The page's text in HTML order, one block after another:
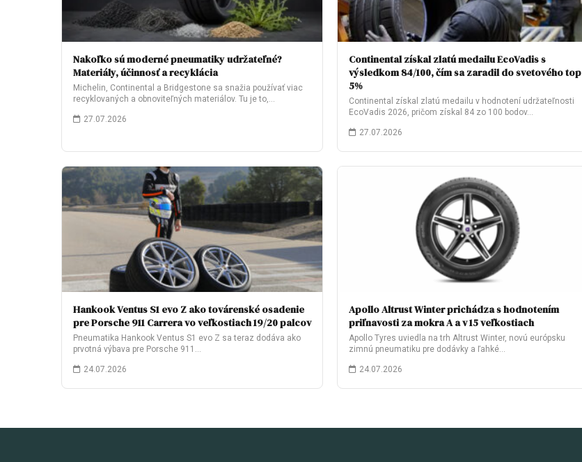
Nakoľko sú moderné pneumatiky udržateľné?
Materiály, účinnosť a recyklácia
Michelin, Continental a Bridgestone sa snažia používať viac
recyklovaných a obnoviteľných materiálov. Tu je to,…
27.07.2026
Continental získal zlatú medailu EcoVadis s
výsledkom 84/100, čím sa zaradil do svetového top
5%
Continental získal zlatú medailu v hodnotení udržateľnosti
EcoVadis 2026, pričom získal 84 zo 100 bodov…
27.07.2026
Hankook Ventus S1 evo Z ako továrenské osadenie
pre Porsche 911 Carrera vo veľkostiach 19/20 palcov
Pneumatika Hankook Ventus S1 evo Z sa teraz dodáva ako
prvotná výbava pre Porsche 911…
24.07.2026
Apollo Altrust Winter prichádza s hodnotením
priľnavosti za mokra A a v 15 veľkostiach
Apollo Tyres uviedla na trh Altrust Winter, novú európsku
zimnú pneumatiku pre dodávky a ľahké…
24.07.2026